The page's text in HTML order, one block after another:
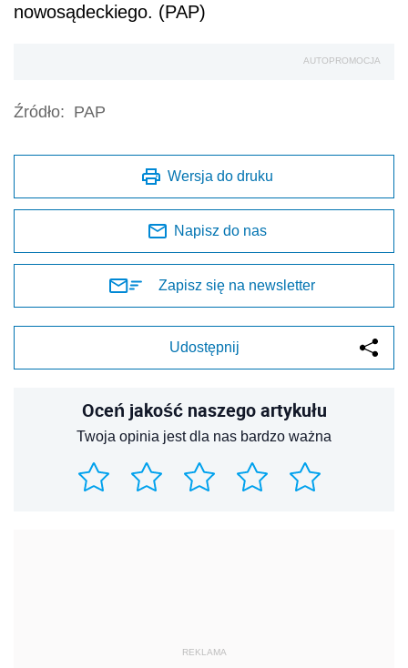
nowosądeckiego. (PAP)
AUTOPROMOCJA
Źródło: PAP
Wersja do druku
Napisz do nas
Zapisz się na newsletter
Udostępnij
Oceń jakość naszego artykułu
Twoja opinia jest dla nas bardzo ważna
REKLAMA